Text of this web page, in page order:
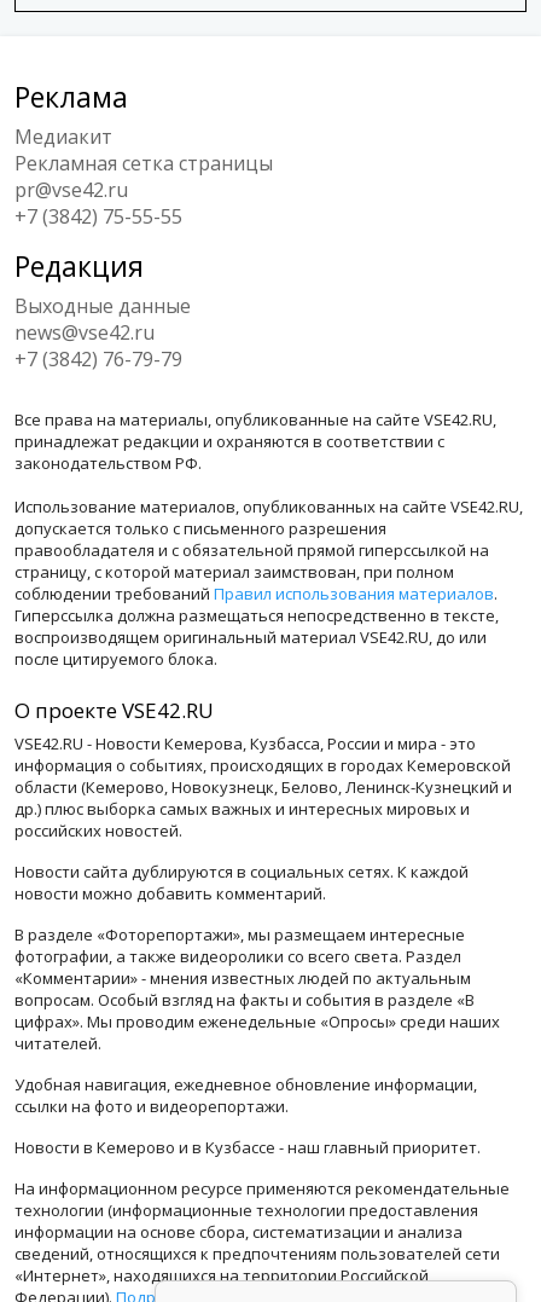
Реклама
Медиакит
Рекламная сетка страницы
pr@vse42.ru
+7 (3842) 75-55-55
Редакция
Выходные данные
news@vse42.ru
+7 (3842) 76-79-79
Все права на материалы, опубликованные на сайте VSE42.RU,
принадлежат редакции и охраняются в соответствии с
законодательством РФ.
Использование материалов, опубликованных на сайте VSE42.RU,
допускается только с письменного разрешения
правообладателя и с обязательной прямой гиперссылкой на
страницу, с которой материал заимствован, при полном
соблюдении требований Правил использования материалов.
Гиперссылка должна размещаться непосредственно в тексте,
воспроизводящем оригинальный материал VSE42.RU, до или
после цитируемого блока.
О проекте VSE42.RU
VSE42.RU - Новости Кемерова, Кузбасса, России и мира - это
информация о событиях, происходящих в городах Кемеровской
области (Кемерово, Новокузнецк, Белово, Ленинск-Кузнецкий и
др.) плюс выборка самых важных и интересных мировых и
российских новостей.
Новости сайта дублируются в социальных сетях. К каждой
новости можно добавить комментарий.
В разделе «Фоторепортажи», мы размещаем интересные
фотографии, а также видеоролики со всего света. Раздел
«Комментарии» - мнения известных людей по актуальным
вопросам. Особый взгляд на факты и события в разделе «В
цифрах». Мы проводим еженедельные «Опросы» среди наших
читателей.
Удобная навигация, ежедневное обновление информации,
ссылки на фото и видеорепортажи.
Новости в Кемерово и в Кузбассе - наш главный приоритет.
На информационном ресурсе применяются рекомендательные
технологии (информационные технологии предоставления
информации на основе сбора, систематизации и анализа
сведений, относящихся к предпочтениям пользователей сети
«Интернет», находящихся на территории Российской
Федерации). Подробная информация